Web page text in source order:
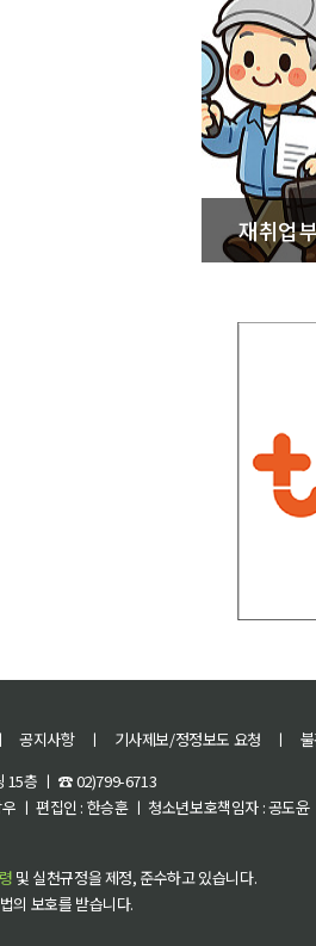
재취업
ㅣ 공지사항 ㅣ 기사제보/정정보도 요청 ㅣ
15층 ㅣ ☎ 02)799-6713
ㅣ 편집인 : 한승훈 ㅣ 청소년보호책임자 : 공도윤
및 실천규정을 제정, 준수하고 있습니다.
의 보호를 받습니다.